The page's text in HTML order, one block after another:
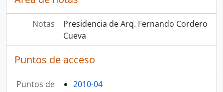
Notas
Presidencia de Arq. Fernando Cordero
Cueva
Puntos de acceso
Puntos de
2010-04